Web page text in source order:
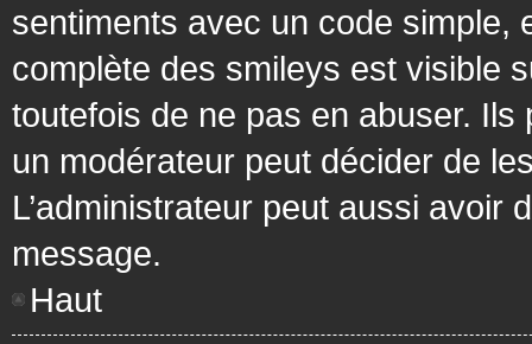
sentiments avec un code simple,
complète des smileys est visible
toutefois de ne pas en abuser.
un modérateur peut décider de
L’administrateur peut aussi avoir
message.
Haut